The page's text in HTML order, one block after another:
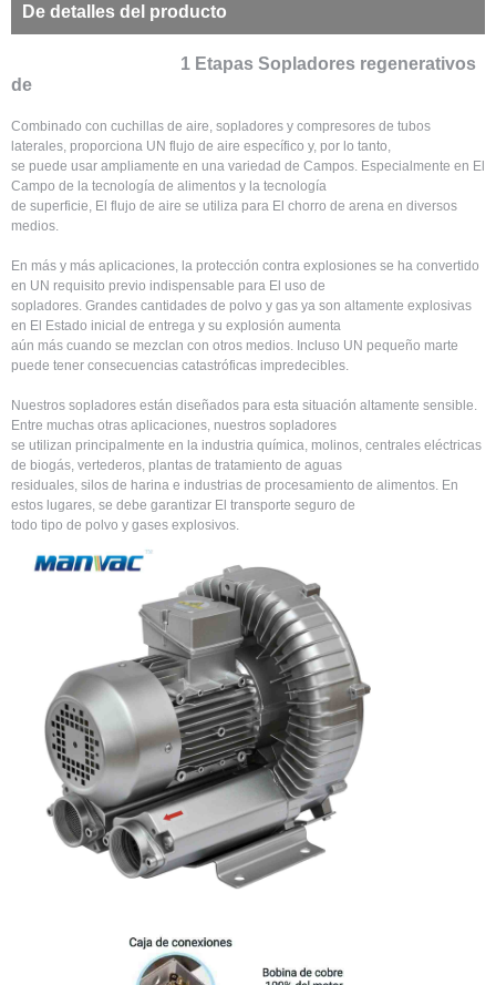
De detalles del producto
1 Etapas Sopladores regenerativos
de
Combinado con cuchillas de aire, sopladores y compresores de tubos
laterales, proporciona UN flujo de aire específico y, por lo tanto,
se puede usar ampliamente en una variedad de Campos. Especialmente en El
Campo de la tecnología de alimentos y la tecnología
de superficie, El flujo de aire se utiliza para El chorro de arena en diversos
medios.
En más y más aplicaciones, la protección contra explosiones se ha convertido
en UN requisito previo indispensable para El uso de
sopladores. Grandes cantidades de polvo y gas ya son altamente explosivas
en El Estado inicial de entrega y su explosión aumenta
aún más cuando se mezclan con otros medios. Incluso UN pequeño marte
puede tener consecuencias catastróficas impredecibles.
Nuestros sopladores están diseñados para esta situación altamente sensible.
Entre muchas otras aplicaciones, nuestros sopladores
se utilizan principalmente en la industria química, molinos, centrales eléctricas
de biogás, vertederos, plantas de tratamiento de aguas
residuales, silos de harina e industrias de procesamiento de alimentos. En
estos lugares, se debe garantizar El transporte seguro de
todo tipo de polvo y gases explosivos. ​